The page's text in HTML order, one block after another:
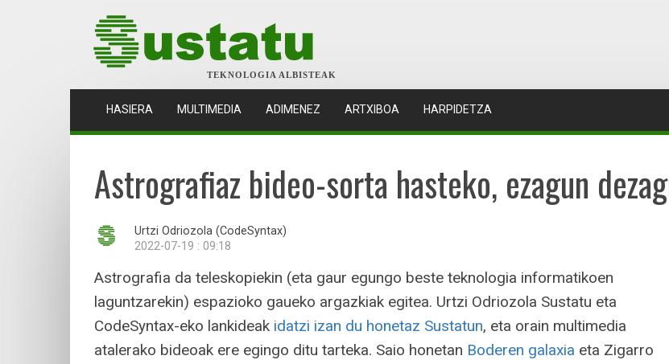
TEKNOLOGIA ALBISTEAK
HASIERA (CURRENT)
MULTIMEDIA ADIMENEZ ARTXIBOA HARPIDETZA
Astrografiaz bideo-sorta hasteko, ezagun
Urtzi Odriozola (CodeSyntax)
2022-07-19 : 09:18
Astrografia da teleskopiekin (eta gaur egungo beste teknologia informatikoen
laguntzarekin) espazioko gaueko argazkiak egitea. Urtzi Odriozola Sustatu eta
CodeSyntax-eko lankideak idatzi izan du honetaz Sustatun, eta orain multimedia
atalerako bideoak ere egingo ditu tarteka. Saio honetan Boderen galaxia eta Zigarro